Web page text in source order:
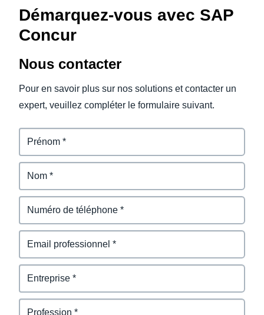
Démarquez-vous avec SAP
Concur
Nous contacter
Pour en savoir plus sur nos solutions et contacter un
expert, veuillez compléter le formulaire suivant.